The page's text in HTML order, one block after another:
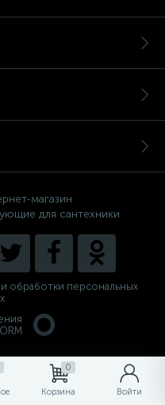
0
Корзина Войти
магазин
для сантехники
обработки персональных